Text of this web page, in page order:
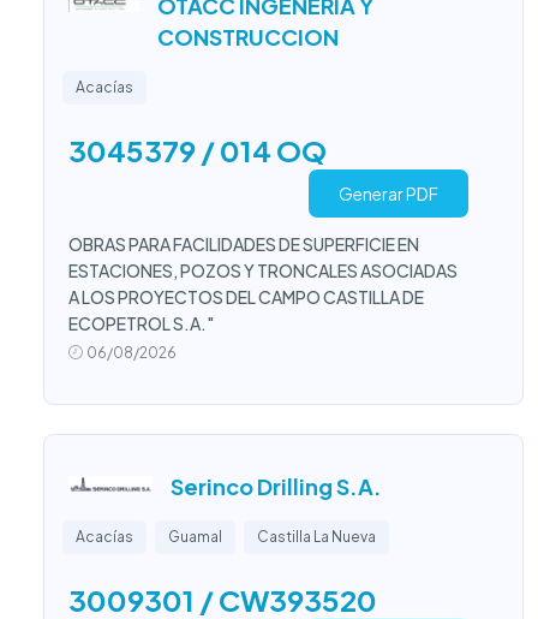
CONSTRUCCION
Acacías
3045379 / 014 OQ
Generar PDF
OBRAS PARA FACILIDADES DE SUPERFICIE EN
ESTACIONES, POZOS Y TRONCALES ASOCIADAS
A LOS PROYECTOS DEL CAMPO CASTILLA DE
ECOPETROL S.A."
06/08/2026
Serinco Drilling S.A.
Acacías Guamal Castilla La Nueva
3009301 / CW393520